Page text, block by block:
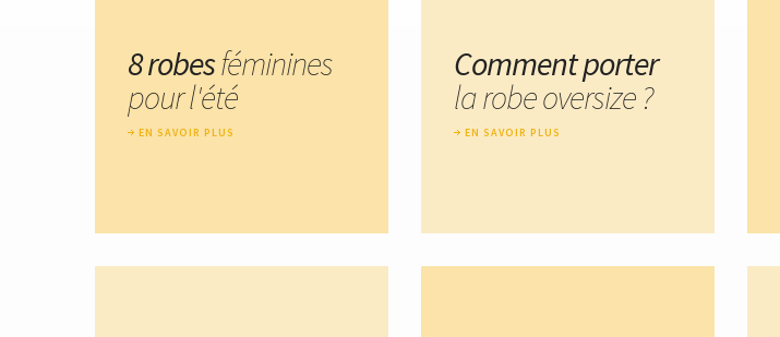
8 robesféminines
pour l'été
EN SAVOIR PLUS
Comment porter
la robe oversize ?
EN SAVOIR PLUS